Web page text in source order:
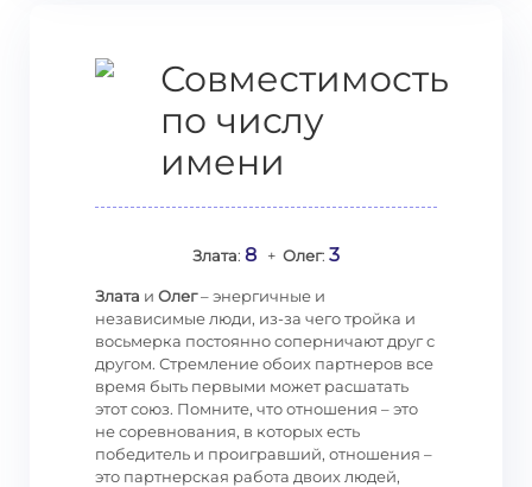
Совместимость
по числу
имени
Злата: 8 + Олег: 3
Злата и Олег– энергичные и
независимые люди, из-за чего тройка и
восьмерка постоянно соперничают друг с
другом. Стремление обоих партнеров все
время быть первыми может расшатать
этот союз. Помните, что отношения – это
не соревнования, в которых есть
победитель и проигравший, отношения –
это партнерская работа двоих людей,